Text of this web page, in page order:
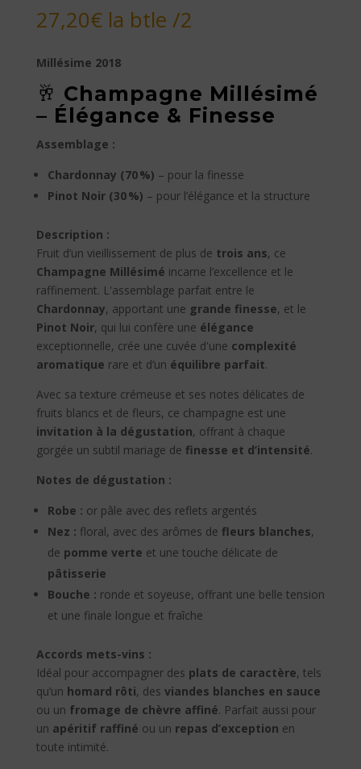
27,20€ la btle /2
Millésime 2018
🥂 Champagne Millésimé
– Élégance & Finesse
Assemblage :
Chardonnay (70 %) – pour la finesse
Pinot Noir (30 %) – pour l’élégance et la structure
Description :
Fruit d’un vieillissement de plus de trois ans, ce
Champagne Millésimé incarne l’excellence et le
raffinement. L'assemblage parfait entre le
Chardonnay, apportant une grande finesse, et le
Pinot Noir, qui lui confère une élégance
exceptionnelle, crée une cuvée d'une complexité
aromatique rare et d’un équilibre parfait.
Avec sa texture crémeuse et ses notes délicates de
fruits blancs et de fleurs, ce champagne est une
invitation à la dégustation, offrant à chaque
gorgée un subtil mariage de finesse et d’intensité.
Notes de dégustation :
Robe : or pâle avec des reflets argentés
Nez : floral, avec des arômes de fleurs blanches,
de pomme verte et une touche délicate de
pâtisserie
Bouche : ronde et soyeuse, offrant une belle tension
et une finale longue et fraîche
Accords mets-vins :
Idéal pour accompagner des plats de caractère, tels
qu’un homard rôti, des viandes blanches en sauce
ou un fromage de chèvre affiné. Parfait aussi pour
un apéritif raffiné ou un repas d’exception en
toute intimité.